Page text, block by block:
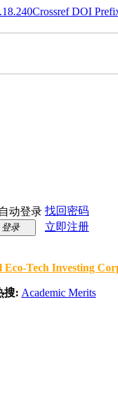
Crossref DOI
自动登录 找回密码
登录
立即注册
Eco-Tech Investing
搜: Academic Merits